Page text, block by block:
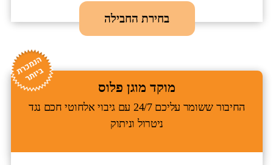
בחירת החבילה
מוקד מוגן פלוס
החיבור ששומר עליכם 24/7 עם גיבוי אלחוטי חכם נגד
ניטרול וניתוק